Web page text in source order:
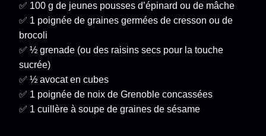
✅ 100 g de jeunes pousses d’épinard ou de mâche
✅ 1 poignée de graines germées de cresson ou de
brocoli
✅ ½ grenade (ou des raisins secs pour la touche
sucrée)
✅ ½ avocat en cubes
✅ 1 poignée de noix de Grenoble concassées
✅ 1 cuillère à soupe de graines de sésame